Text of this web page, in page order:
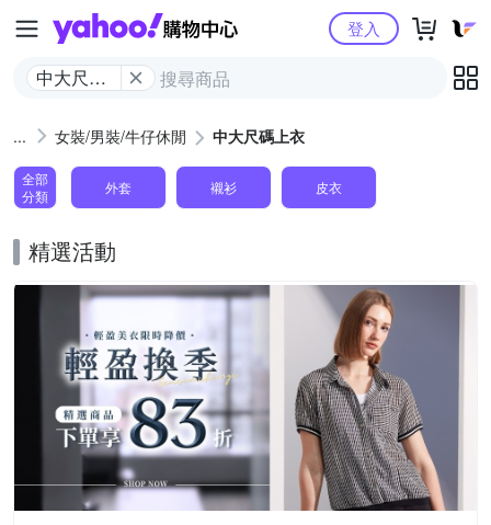
Yahoo購物中心
中大尺碼
登入
女裝/男裝/牛仔休閒 中大尺碼上衣
全部
分類
外套 襯衫 皮衣
精選活動